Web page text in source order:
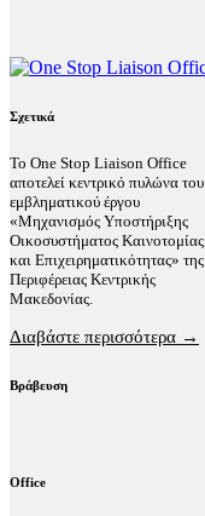
Σχετικά
Το One Stop Liaison Office
αποτελεί κεντρικό πυλώνα του
εμβληματικού έργου
«Μηχανισμός Υποστήριξης
Οικοσυστήματος Καινοτομίας
και Επιχειρηματικότητας» της
Περιφέρειας Κεντρικής
Μακεδονίας.
Διαβάστε περισσότερα →
Βράβευση
Office